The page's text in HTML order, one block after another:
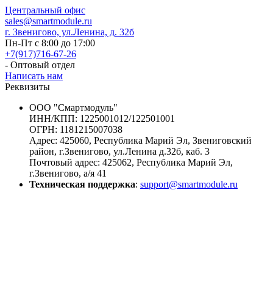
Центральный офис
sales@smartmodule.ru
г. Звенигово, ул.Ленина, д. 32б
Пн-Пт с 8:00 до 17:00
+7(917)716-67-26
- Оптовый отдел
Написать нам
Реквизиты
ООО "Смартмодуль"
ИНН/КПП: 1225001012/122501001
ОГРН: 1181215007038
Адрес: 425060, Рeспублика Мapий Эл, Звениговский
район, г.Звeнигoвo, ул.Ленина д.32б, каб. 3
Почтовый адрес: 425062, Рeспублика Мapий Эл,
г.Звeнигoвo, а/я 41
Техническая поддержка: support@smartmodule.ru